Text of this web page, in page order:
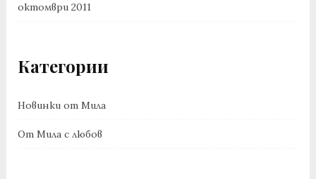
октомври 2011
Категории
Новинки от Мила
От Мила с любов